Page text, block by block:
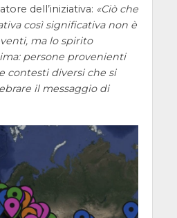
dell’iniziativa:
Ciò che
così significativa non è
ma lo spirito
persone provenienti
contesti diversi che si
il messaggio di